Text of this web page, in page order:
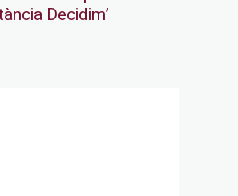
Decidim’